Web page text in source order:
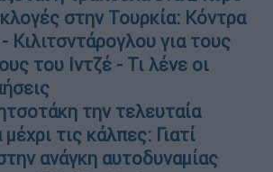
στην Τουρκία: Κόντρα
Κιλιτσντάρογλου για τους
του Ιντζέ - Τι λένε οι
την τελευταία
τις κάλπες: Γιατί
ανάγκη αυτοδυναμίας